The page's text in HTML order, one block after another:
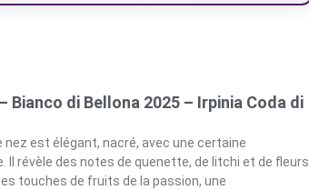
Bianco di Bellona 2025 – Irpinia Coda di
est élégant, nacré, avec une certaine
Il révèle des notes de quenette, de litchi et de fleurs
touches de fruits de la passion, une